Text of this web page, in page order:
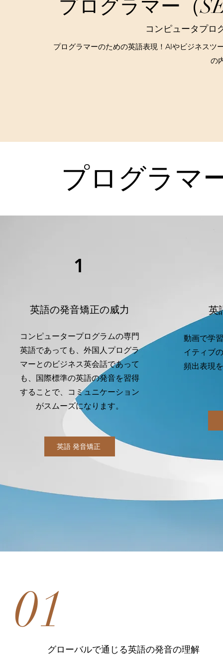
プログラマー（
コンピュータプロ
プログラマーのための英語表現！AIやビジネスツ
の
プログラマ
1
​英語の発音矯正の威力
​コンピュータープログラムの専門
英語であっても、外国人プログラ
マーとのビジネス英会話であって
も、国際標準の英語の発音を習得
することで、コミュニケーション
がスムーズになります。
英語 発音矯正
英
動画で学
イティブ
頻出表現
01
​グローバルで通じる英語の発音の理解